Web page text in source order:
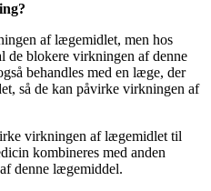
af lægemidlet, men hos
de blokere virkningen af denne
behandles med en læge, der
så de kan påvirke virkningen af
virkningen af lægemidlet til
kombineres med anden
denne lægemiddel.